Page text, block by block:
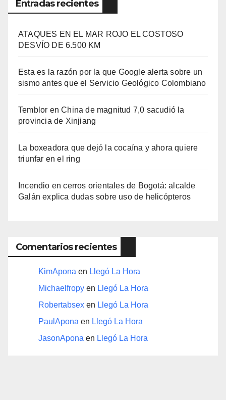
Entradas recientes
ATAQUES EN EL MAR ROJO EL COSTOSO
DESVÍO DE 6.500 KM
Esta es la razón por la que Google alerta sobre un
sismo antes que el Servicio Geológico Colombiano
Temblor en China de magnitud 7,0 sacudió la
provincia de Xinjiang
La boxeadora que dejó la cocaína y ahora quiere
triunfar en el ring​
Incendio en cerros orientales de Bogotá: alcalde
Galán explica dudas sobre uso de helicópteros
Comentarios recientes
KimApona en Llegó La Hora
Michaelfropy en Llegó La Hora
Robertabsex en Llegó La Hora
PaulApona en Llegó La Hora
JasonApona en Llegó La Hora